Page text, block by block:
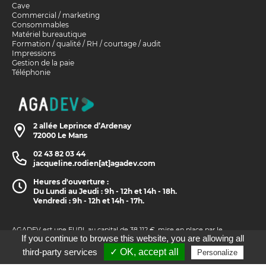
Cave
Commercial / marketing
Consommables
Matériel bureautique
Formation / qualité / RH / courtage / audit
Impressions
Gestion de la paie
Téléphonie
2 allée Leprince d’Ardenay
72000 Le Mans
02 43 82 03 44
jacqueline.rodien[at]agadev.com
Heures d'ouverture :
Du Lundi au Jeudi : 9h - 12h et 14h - 18h.
Vendredi : 9h - 12h et 14h - 17h.
AGADEV est une EURL au capital de 38 112 €, mise en place par le
SAGAMM (Syndicat des Agents Généraux d’assurances MMA), pour
proposer des tarifs avantageux sur les matériels ou les services les plus
courants de l’agence (service de paie, téléphonie, consommables, etc),
voire plus festifs lorsqu’il s’agit de Champagne…
Pour bénéficier des prestations d’AGADEV, un abonnement annuel est
If you continue to browse this website, you are allowing all
third-party services
✓ OK, accept all Personalize